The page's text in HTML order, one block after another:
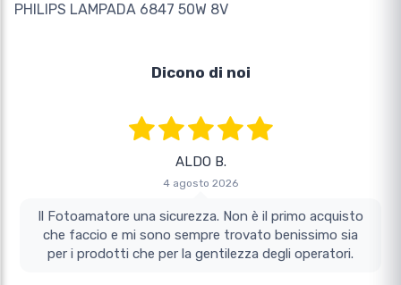
PHILIPS LAMPADA 6847 50W 8V
Dicono di noi
ALDO B.
4 agosto 2026
Il Fotoamatore una sicurezza. Non è il primo acquisto
che faccio e mi sono sempre trovato benissimo sia
per i prodotti che per la gentilezza degli operatori.